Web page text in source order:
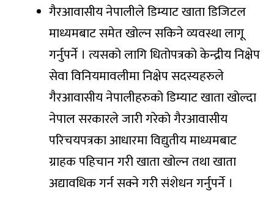
गैरआवासीय नेपालीले डिम्याट खाता डिजिटल
माध्यमबाट समेत खोल्न सकिने व्यवस्था लागू
गर्नुपर्ने । त्यसको लागि धितोपत्रको केन्द्रीय निक्षेप
सेवा विनियमावलीमा निक्षेप सदस्यहरुले
गैरआवासीय नेपालीहरुको डिम्याट खाता खोल्दा
नेपाल सरकारले जारी गरेको गैरआवासीय
परिचयपत्रका आधारमा विद्युतीय माध्यमबाट
ग्राहक पहिचान गरी खाता खोल्न तथा खाता
अद्यावधिक गर्न सक्ने गरी संशेधन गर्नुपर्ने ।